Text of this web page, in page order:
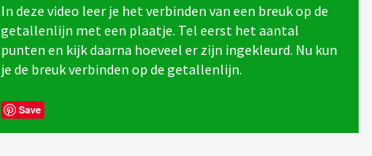
In deze video leer je het verbinden van een breuk op de
getallenlijn met een plaatje. Tel eerst het aantal
punten en kijk daarna hoeveel er zijn ingekleurd. Nu kun
je de breuk verbinden op de getallenlijn.
Save